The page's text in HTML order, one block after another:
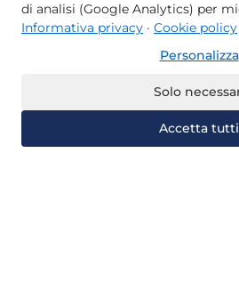
Copyright © 2026 Istituto
Valla di Castellammare di
Istituto Lorenzo Valla
La
Offerta didattica
di analisi (Google Analytics) per
Informativa privacy · Cookie policy
Personalizza
Solo
Accetta tutti